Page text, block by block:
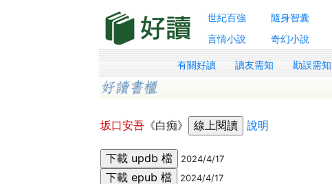
世紀百強 隨身智囊
言情小說
奇幻小說
有關好讀 讀友需知 勘誤需知
坂口安吾 《白痴》 說明
2024/4/17
2024/4/17